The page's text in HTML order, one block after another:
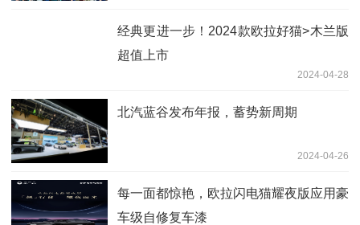
经典更进一步！2024款欧拉好猫>木兰版
超值上市
2024-04-28
北汽蓝谷发布年报，蓄势新周期
2024-04-26
每一面都惊艳，欧拉闪电猫耀夜版应用豪
车级自修复车漆